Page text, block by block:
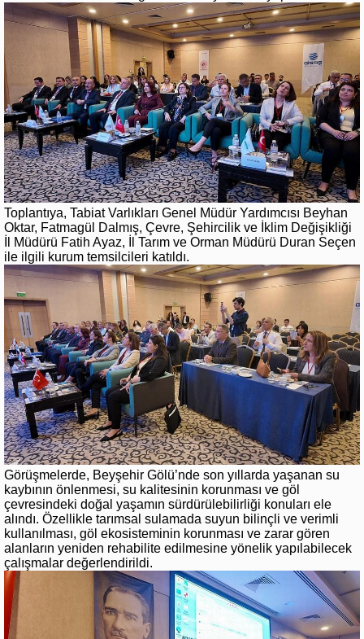
Toplantıya, Tabiat Varlıkları Genel Müdür Yardımcısı Beyhan
Oktar, Fatmagül Dalmış, Çevre, Şehircilik ve İklim Değişikliği
İl Müdürü Fatih Ayaz, İl Tarım ve Orman Müdürü Duran Seçen
ile ilgili kurum temsilcileri katıldı.
Görüşmelerde, Beyşehir Gölü’nde son yıllarda yaşanan su
kaybının önlenmesi, su kalitesinin korunması ve göl
çevresindeki doğal yaşamın sürdürülebilirliği konuları ele
alındı. Özellikle tarımsal sulamada suyun bilinçli ve verimli
kullanılması, göl ekosisteminin korunması ve zarar gören
alanların yeniden rehabilite edilmesine yönelik yapılabilecek
çalışmalar değerlendirildi.